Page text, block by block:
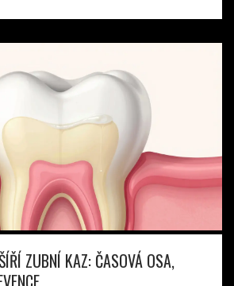
ZUBNÍ KAZ: ČASOVÁ OSA,